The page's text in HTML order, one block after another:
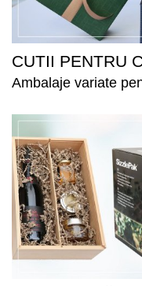
CUTII PENTRU
Ambalaje variate